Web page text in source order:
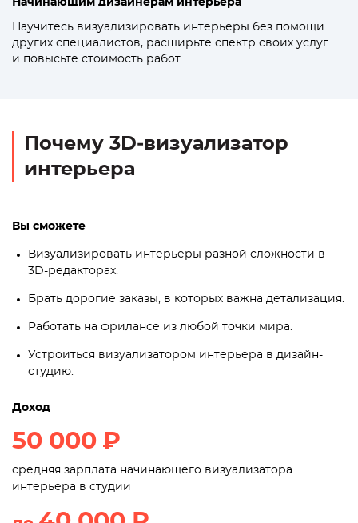
Начинающим дизайнерам интерьера
Научитесь визуализировать интерьеры без помощи
других специалистов, расширьте спектр своих услуг
и повысьте стоимость работ.
Почему 3D‑визуализатор
интерьера
Вы сможете
Визуализировать интерьеры разной сложности в
3D-редакторах.
Брать дорогие заказы, в которых важна детализация.
Работать на фрилансе из любой точки мира.
Устроиться визуализатором интерьера в дизайн-
студию.
Доход
50 000 P
средняя зарплата начинающего визуализатора
интерьера в студии